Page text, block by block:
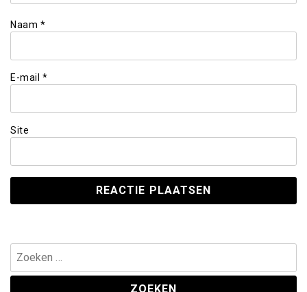
Naam *
E-mail *
Site
Zoeken
naar: